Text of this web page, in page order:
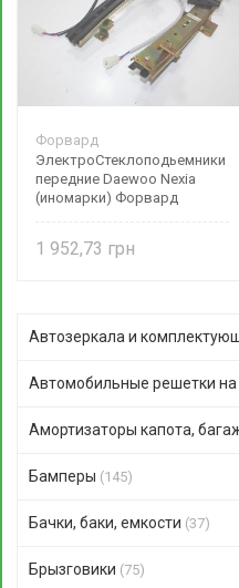
Форвард
ЭлектроСтеклоподьемники
передние Daewoo Nexia
(иномарки) Форвард
1 952,73
Автозеркала и
Автомобильные решетки
Амортизаторы капота,
Бамперы (145)
Бачки, баки, емкости (37)
Брызговики (75)